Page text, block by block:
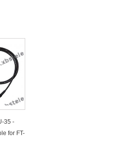
35 -
for FT-